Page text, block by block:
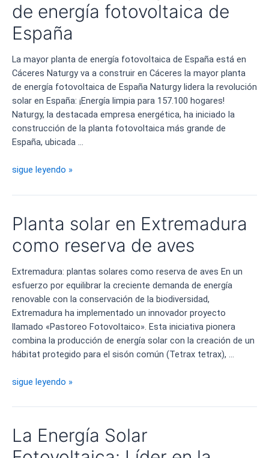
que
hunden
Holaluz
de energía fotovoltaica de
España
La mayor planta de energía fotovoltaica de España está en
Cáceres Naturgy va a construir en Cáceres la mayor planta
de energía fotovoltaica de España Naturgy lidera la revolución
solar en España: ¡Energía limpia para 157.100 hogares!
Naturgy, la destacada empresa energética, ha iniciado la
construcción de la planta fotovoltaica más grande de
España, ubicada …
En
la
planta
energía
fotovoltaica
España
sigue leyendo »
Planta solar en Extremadura
como reserva de aves
Extremadura: plantas solares como reserva de aves En un
esfuerzo por equilibrar la creciente demanda de energía
renovable con la conservación de la biodiversidad,
Extremadura ha implementado un innovador proyecto
llamado «Pastoreo Fotovoltaico». Esta iniciativa pionera
combina la producción de energía solar con la creación de un
hábitat protegido para el sisón común (Tetrax tetrax), …
Planta
en
como
reserva
sigue leyendo »
La Energía Solar